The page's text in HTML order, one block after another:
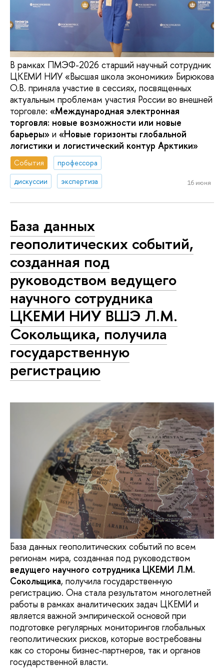
В рамках ПМЭФ-2026 старший научный сотрудник
ЦКЕМИ НИУ «Высшая школа экономики» Бирюкова
О.В. приняла участие в сессиях, посвященных
актуальным проблемам участия России во внешней
торговле: «Международная электронная
торговля: новые возможности или новые
барьеры» и «Новые горизонты глобальной
логистики и логистический контур Арктики»
События
профессора
дискуссии
экспертиза 16 июня
База данных
геополитических событий,
созданная под
руководством ведущего
научного сотрудника
ЦКЕМИ НИУ ВШЭ Л.М.
Сокольщика, получила
государственную
регистрацию
База данных геополитических событий по всем
регионам мира, созданная под руководством
ведущего научного сотрудника ЦКЕМИ Л.М.
Сокольщика, получила государственную
регистрацию. Она стала результатом многолетней
работы в рамках аналитических задач ЦКЕМИ и
является важной эмпирической основой при
подготовке регулярных мониторингов глобальных
геополитических рисков, которые востребованы
как со стороны бизнес-партнеров, так и органов
государственной власти.